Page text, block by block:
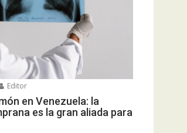
Editor
en Venezuela: la
es la gran aliada para